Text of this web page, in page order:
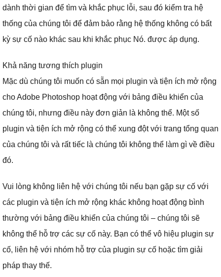
dành thời gian để tìm và khắc phục lỗi, sau đó kiểm tra hệ
thống của chúng tôi để đảm bảo rằng hệ thống không có bất
kỳ sự cố nào khác sau khi khắc phục Nó. được áp dụng.
Khả năng tương thích plugin
Mặc dù chúng tôi muốn có sẵn mọi plugin và tiện ích mở rộng
cho Adobe Photoshop hoạt động với bảng điều khiển của
chúng tôi, nhưng điều này đơn giản là không thể. Một số
plugin và tiện ích mở rộng có thể xung đột với trang tổng quan
của chúng tôi và rất tiếc là chúng tôi không thể làm gì về điều
đó.
Vui lòng không liên hệ với chúng tôi nếu bạn gặp sự cố với
các plugin và tiện ích mở rộng khác không hoạt động bình
thường với bảng điều khiển của chúng tôi – chúng tôi sẽ
không thể hỗ trợ các sự cố này. Bạn có thể vô hiệu plugin sự
cố, liên hệ với nhóm hỗ trợ của plugin sự cố hoặc tìm giải
pháp thay thế.